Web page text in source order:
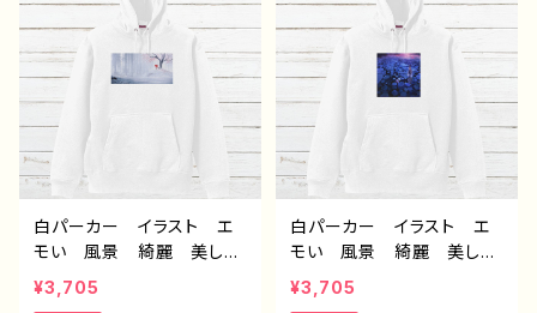
ズ 片面印刷 タイトル：消
えてしまわないように 作：
アナ F-5
ズ 片面印刷 タイトル：
星々の帰る場所 作：ア
ナ F-5
白パーカー イラスト エ
モい 風景 綺麗 美し
い 景色 おしゃれ 可愛
い女の子 メンズ レディ
¥3,705
白パーカー イラスト エ
モい 風景 綺麗 美し
い 景色 おしゃれ 可愛
い女の子 メンズ レディ
¥3,705